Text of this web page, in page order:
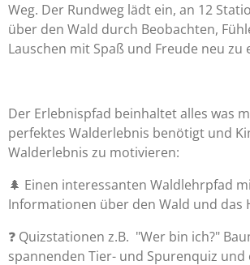
Weg. Der Rundweg lädt ein, an 12
über den Wald durch Beobachten,
Lauschen mit Spaß und Freude neu zu
Der Erlebnispfad beinhaltet alles was
perfektes Walderlebnis benötigt und
Walderlebnis zu motivieren:
🌲 Einen interessanten Waldlehrpfad
Informationen über den Wald und das
❓️ Quizstationen z.B. "Wer bin ich?"
spannenden Tier- und Spurenquiz und